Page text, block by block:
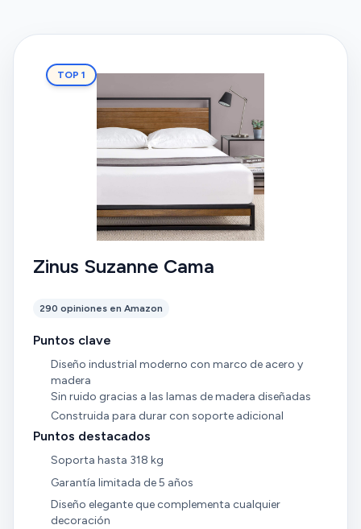
TOP 1
Zinus Suzanne Cama
290 opiniones en Amazon
Puntos clave
Diseño industrial moderno con marco de acero y
madera
Sin ruido gracias a las lamas de madera diseñadas
Construida para durar con soporte adicional
Puntos destacados
Soporta hasta 318 kg
Garantía limitada de 5 años
Diseño elegante que complementa cualquier
decoración